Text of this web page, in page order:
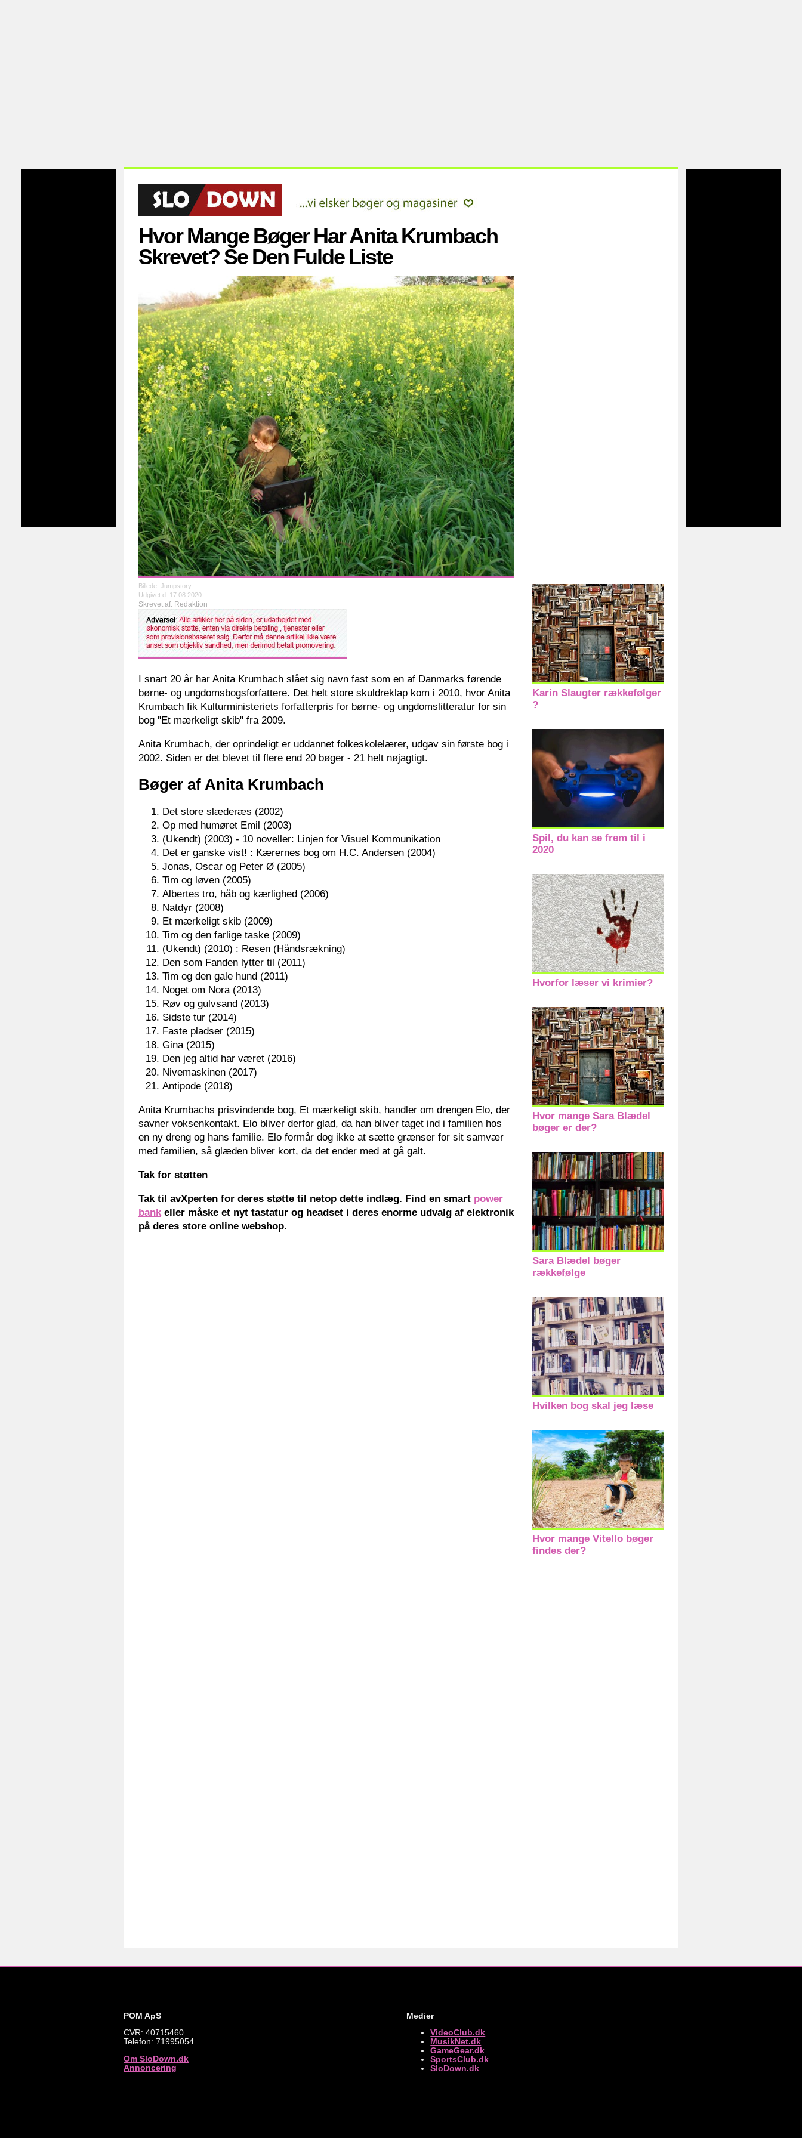
Hvor Mange Bøger Har Anita Krumbach
Skrevet? Se Den Fulde Liste
Billede: Jumpstory
Udgivet d. 17.08.2020
Skrevet af: Redaktion
I snart 20 år har Anita Krumbach slået sig navn fast som en af Danmarks førende
børne- og ungdomsbogsforfattere. Det helt store skuldreklap kom i 2010, hvor Anita
Krumbach fik Kulturministeriets forfatterpris for børne- og ungdomslitteratur for sin
bog "Et mærkeligt skib" fra 2009.
Anita Krumbach, der oprindeligt er uddannet folkeskolelærer, udgav sin første bog i
2002. Siden er det blevet til flere end 20 bøger - 21 helt nøjagtigt.
Bøger af Anita Krumbach
Det store slæderæs (2002)
Op med humøret Emil (2003)
(Ukendt) (2003) - 10 noveller: Linjen for Visuel Kommunikation
Det er ganske vist! : Kærernes bog om H.C. Andersen (2004)
Jonas, Oscar og Peter Ø (2005)
Tim og løven (2005)
Albertes tro, håb og kærlighed (2006)
Natdyr (2008)
Et mærkeligt skib (2009)
Tim og den farlige taske (2009)
(Ukendt) (2010) : Resen (Håndsrækning)
Den som Fanden lytter til (2011)
Tim og den gale hund (2011)
Noget om Nora (2013)
Røv og gulvsand (2013)
Sidste tur (2014)
Faste pladser (2015)
Gina (2015)
Den jeg altid har været (2016)
Nivemaskinen (2017)
Antipode (2018)
Anita Krumbachs prisvindende bog, Et mærkeligt skib, handler om drengen Elo, der
savner voksenkontakt. Elo bliver derfor glad, da han bliver taget ind i familien hos
en ny dreng og hans familie. Elo formår dog ikke at sætte grænser for sit samvær
med familien, så glæden bliver kort, da det ender med at gå galt.
Tak for støtten
Tak til avXperten for deres støtte til netop dette indlæg. Find en smart power
bankeller måske et nyt tastatur og headset i deres enorme udvalg af elektronik
på deres store online webshop.
Karin Slaugter rækkefølger
?
Spil, du kan se frem til i
2020
Hvorfor læser vi krimier?
Hvor mange Sara Blædel
bøger er der?
Sara Blædel bøger
rækkefølge
Hvilken bog skal jeg læse
Hvor mange Vitello bøger
findes der?
POM ApS
CVR: 40715460
Telefon: 71995054
Om SloDown.dk
Annoncering
Medier
VideoClub.dk
MusikNet.dk
GameGear.dk
SportsClub.dk
SloDown.dk